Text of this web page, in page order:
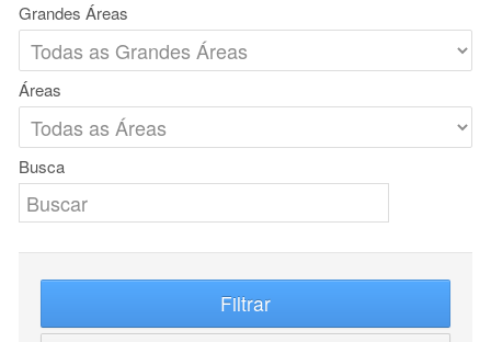
Grandes Áreas
Áreas
Busca
Filtrar